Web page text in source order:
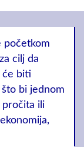
početkom
cilj da
će biti
bi jednom
pročita ili